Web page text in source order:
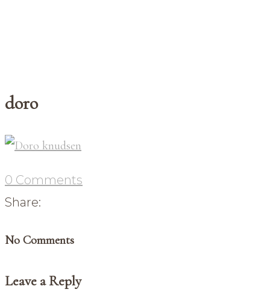
doro
0 Comments
Share:
No Comments
Leave a Reply